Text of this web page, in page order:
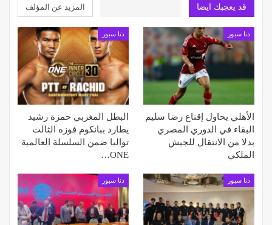
قد يعجبك ايضا المزيد عن المؤلف
دنا سبور
الأهلي يحاول إقناع رضا سليم
البقاء في الدوري المصري
بدلا من الانتقال للجيش
الملكي
دنا سبور
البطل المغربي حمزة رشيد
يطارد ببانكوم فوزه الثالث
تواليا ضمن السلسلة العالمية
ONE…
دنا سبور دنا سبور